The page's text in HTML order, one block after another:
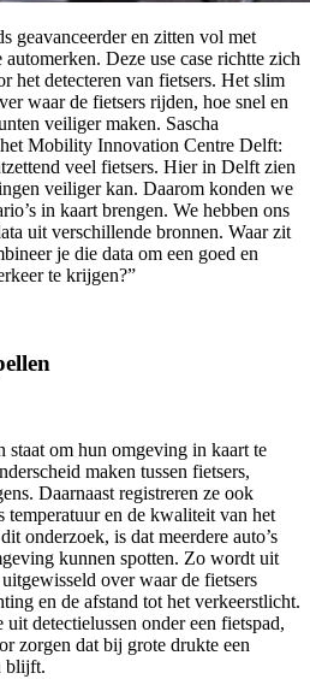
geavanceerder en zitten vol met
Deze use case richtte zich
het detecteren van fietsers. Het slim
waar de fietsers rijden, hoe snel en
veiliger maken. Sascha
Mobility Innovation Centre Delft:
veel fietsers. Hier in Delft zien
veiliger kan. Daarom konden we
in kaart brengen. We hebben ons
uit verschillende bronnen. Waar zit
je die data om een goed en
te krijgen?”
staat om hun omgeving in kaart te
maken tussen fietsers,
Daarnaast registreren ze ook
temperatuur en de kwaliteit van het
onderzoek, is dat meerdere auto’s
kunnen spotten. Zo wordt uit
over waar de fietsers
en de afstand tot het verkeerstlicht.
detectielussen onder een fietspad,
zorgen dat bij grote drukte een
blijft.